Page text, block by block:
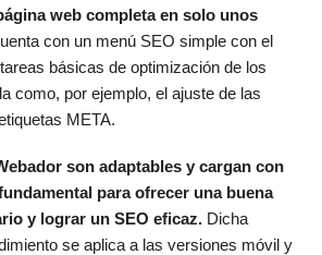
web completa en solo unos
con un menú SEO simple con el
básicas de optimización de los
como, por ejemplo, el ajuste de las
META.
son adaptables y cargan con
para ofrecer una buena
y lograr un SEO eficaz. Dicha
se aplica a las versiones móvil y